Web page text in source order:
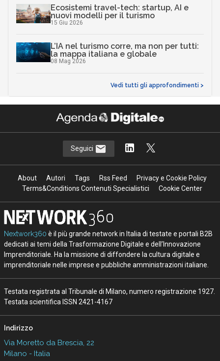
Ecosistemi travel-tech: startup, AI e
nuovi modelli per il turismo
15 Giu 2026
L’IA nel turismo corre, ma non per tutti:
la mappa italiana e globale
08 Mag 2026
Vedi tutti gli approfondimenti >
Seguici
About Autori Tags Rss Feed
Privacy e Cookie Policy
Terms&Conditions Contenuti Specialistici
Cookie Center
Nextwork360 è il più grande network in Italia di testate e portali B2B
dedicati ai temi della Trasformazione Digitale e dell’Innovazione
Imprenditoriale. Ha la missione di diffondere la cultura digitale e
imprenditoriale nelle imprese e pubbliche amministrazioni italiane.
Testata registrata al Tribunale di Milano, numero registrazione 1927.
Testata scientifica ISSN 2421-4167
Indirizzo
Via Moretto da Brescia, 22
Milano - Italia